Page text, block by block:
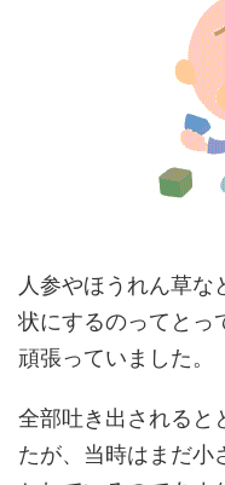
人参やほうれん草な
状にするのってとっ
頑張っていました。
全部吐き出されると
たが、当時はまだ小